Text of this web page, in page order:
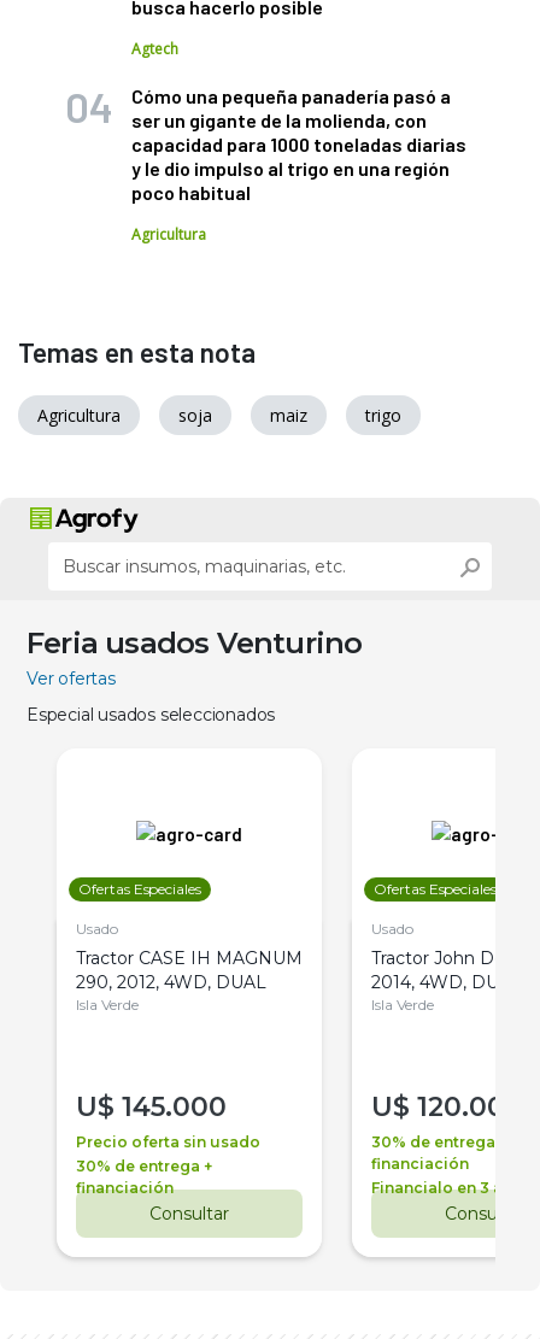
busca hacerlo posible
Agtech
Cómo una pequeña panadería pasó a
ser un gigante de la molienda, con
capacidad para 1000 toneladas diarias
y le dio impulso al trigo en una región
poco habitual
Agricultura
Temas en esta nota
Agricultura soja maiz trigo
Feria usados Venturino
Ver ofertas
Especial usados seleccionados
Ofertas Especiales
Usado
Tractor CASE IH MAGNUM
290, 2012, 4WD, DUAL
Isla Verde
U$ 145.000
Precio oferta sin usado
30% de entrega +
financiación
Consultar
Ofertas Especiales
Usado
Tractor John Deere
2014, 4WD, DUAL
Isla Verde
U$ 120.000
30% de entrega +
financiación
Financialo en 3 años
Consultar